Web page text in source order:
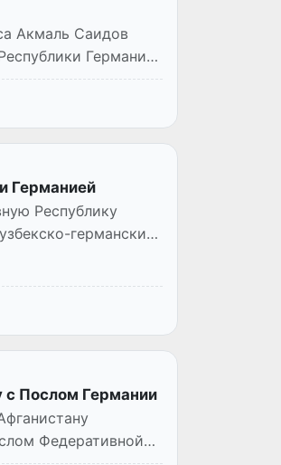
Акмаль Саидов
Германия
Германией
Республику
германских
с Послом Германии
Федеративной